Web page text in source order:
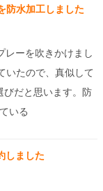
水加工しました
レーを吹きかけまし
いたので、真似して
だと思います。防
いる
しました